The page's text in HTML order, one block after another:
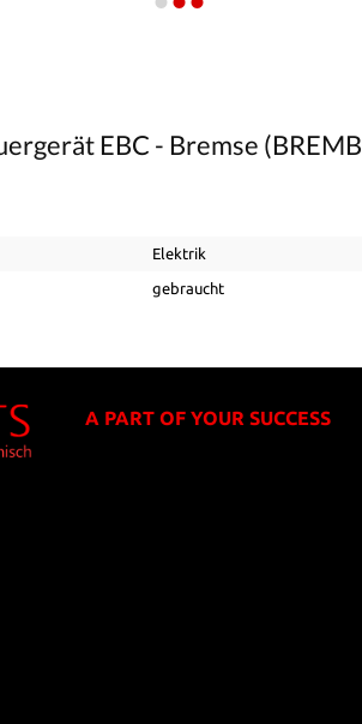
EBC - Bremse
Elektrik
gebraucht
A PART OF YOUR SUCCESS